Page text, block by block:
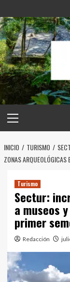
al
contenido
principal
INICIO TURISMO
ZONAS ARQUEOLÓGICAS
Turismo
Sectur:
a museos
primer
Redacción